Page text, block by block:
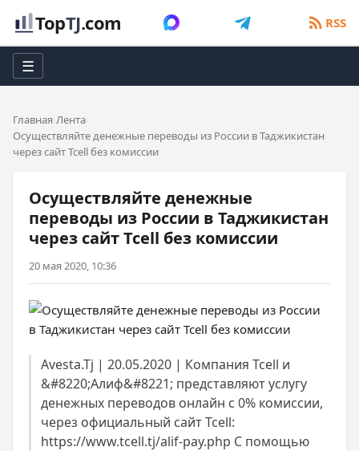
TopTJ.com RSS
☰
Главная Лента
Осуществляйте денежные переводы из России в Таджикистан
через сайт Tcell без комиссии
Осуществляйте денежные
переводы из России в Таджикистан
через сайт Tcell без комиссии
20 мая 2020, 10:36
Avesta.Tj | 20.05.2020 | Компания Tcell и
&#8220;Алиф&#8221; представляют услугу
денежных переводов онлайн с 0% комиссии,
через официальный сайт Tcell:
https://www.tcell.tj/alif-pay.php С помощью